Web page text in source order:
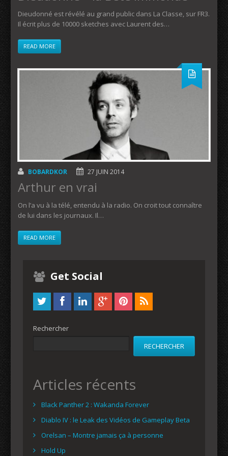
Dieudonné est révélé au grand public dans La Classe, sur FR3.
Il écrit plus de 10000 sketches avec Laurent des…
READ MORE
BOBARDKOR 27 JUIN 2014
Arthur en vrai
On l’a vu à la télé, entendu à la radio. On croit tout connaître
de lui dans les journaux. Il…
READ MORE
Get Social
Rechercher
RECHERCHER
Articles récents
Black Panther 2 : Wakanda Forever
Diablo IV : le Leak des Vidéos de Gameplay Beta
Orelsan – Montre jamais ça à personne
Hold Up